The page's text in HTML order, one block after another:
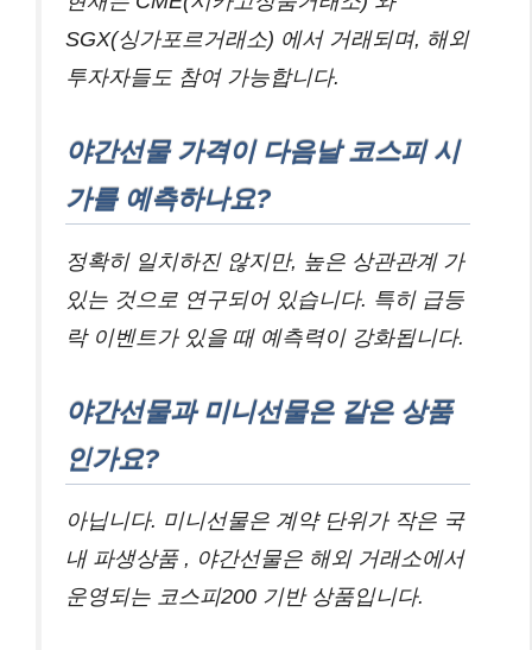
SGX(싱가포르거래소) 에서 거래되며, 해외
투자자들도 참여 가능합니다.
야간선물 가격이 다음날 코스피 시
가를 예측하나요?
정확히 일치하진 않지만, 높은 상관관계 가
있는 것으로 연구되어 있습니다. 특히 급등
락 이벤트가 있을 때 예측력이 강화됩니다.
야간선물과 미니선물은 같은 상품
인가요?
아닙니다. 미니선물은 계약 단위가 작은 국
내 파생상품 , 야간선물은 해외 거래소에서
운영되는 코스피200 기반 상품입니다.